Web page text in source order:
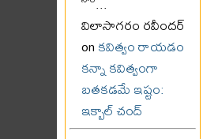
విలాసాగరం రవీందర్
onకవిత్వం రాయడం
కన్నా కవిత్వంగా
బతకడమే ఇష్టం:
ఇక్బాల్ చంద్